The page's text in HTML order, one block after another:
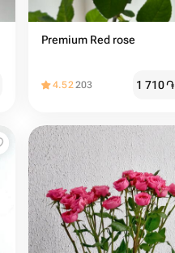
Premium Red rose
4.52203 1 710֏